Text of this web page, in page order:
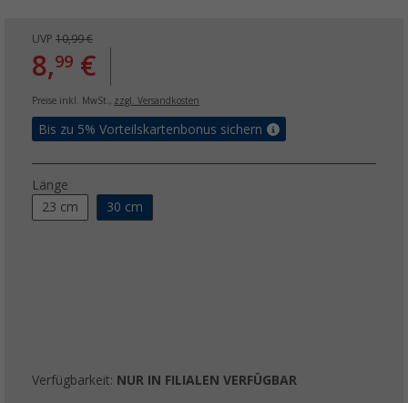
UVP 10,99 €
8,99 €
Preise inkl. MwSt., zzgl. Versandkosten
Bis zu 5% Vorteilskartenbonus sichern
Länge
23 cm
30 cm
Verfügbarkeit: NUR IN FILIALEN VERFÜGBAR